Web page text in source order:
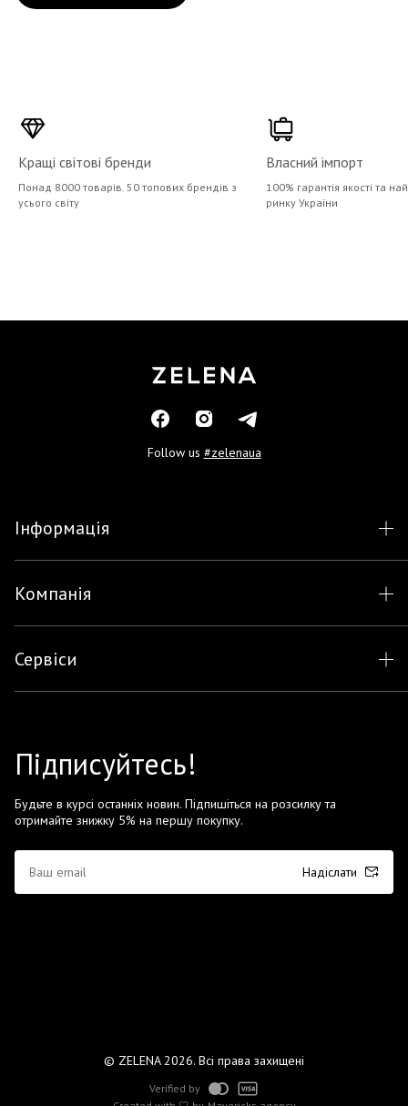
Кращі світові бренди
Понад 8000 товарів. 50 топових брендів з
усього світу
Власний імпорт
100% гарантія якості та
ринку України
Follow us #zelenaua
Інформація
Компанія
Сервіси
Підписуйтесь!
Будьте в курсі останніх новин. Підпишіться на розсилку та
отримайте знижку 5% на першу покупку.
Надіслати
© ZELENA 2026. Всі права захищені
Verified by